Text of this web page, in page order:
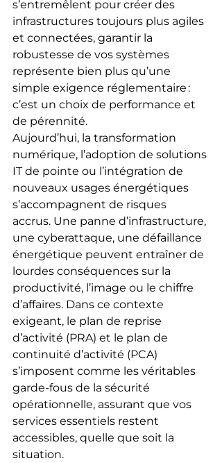
s’entremêlent pour créer des
infrastructures toujours plus agiles
et connectées, garantir la
robustesse de vos systèmes
représente bien plus qu’une
simple exigence réglementaire :
c’est un choix de performance et
de pérennité.
Aujourd’hui, la transformation
numérique, l’adoption de solutions
IT de pointe ou l’intégration de
nouveaux usages énergétiques
s’accompagnent de risques
accrus. Une panne d’infrastructure,
une cyberattaque, une défaillance
énergétique peuvent entraîner de
lourdes conséquences sur la
productivité, l’image ou le chiffre
d’affaires. Dans ce contexte
exigeant, le plan de reprise
d’activité (PRA) et le plan de
continuité d’activité (PCA)
s’imposent comme les véritables
garde-fous de la sécurité
opérationnelle, assurant que vos
services essentiels restent
accessibles, quelle que soit la
situation.